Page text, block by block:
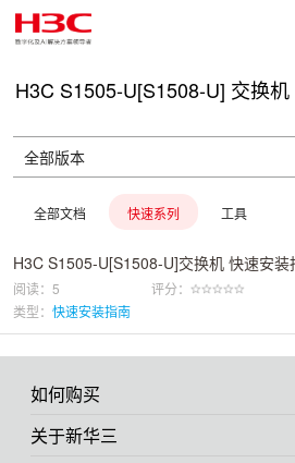
H3C S1505-U[S1508-U] 交换机
全部文档 快速系列 工具
H3C S1505-U[S1508-U]交换机 快速安装
阅读：5 评分：
类型： 快速安装指南
如何购买
关于新华三